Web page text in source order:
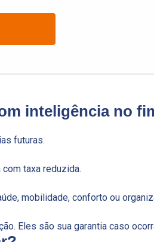
inteligência no
futuras.
taxa reduzida.
mobilidade, conforto ou
Eles são sua garantia caso